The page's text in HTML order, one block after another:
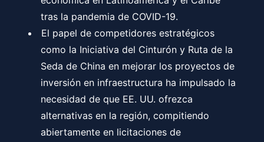
tras la pandemia de COVID-19.
El papel de competidores estratégicos
como la Iniciativa del Cinturón y Ruta de la
Seda de China en mejorar los proyectos de
inversión en infraestructura ha impulsado la
necesidad de que EE. UU. ofrezca
alternativas en la región, compitiendo
abiertamente en licitaciones de